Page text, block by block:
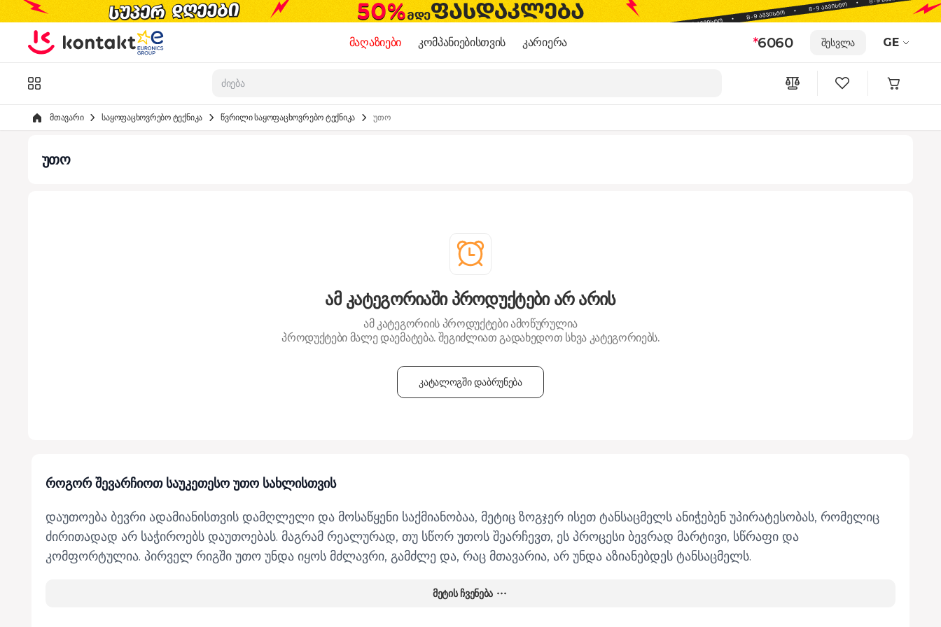
Skip to Content
მაღაზიები კომპანიებისთვის კარიერა *6060 შესვლა GE
მთავარი საყოფაცხოვრებო ტექნიკა წვრილი საყოფაცხოვრებო ტექნიკა უთო
უთო
ამ კატეგორიაში პროდუქტები არ არის
ამ კატეგორიის პროდუქტები ამოწურულია
პროდუქტები მალე დაემატება. შეგიძლიათ გადახედოთ სხვა კატეგორიებს.
კატალოგში დაბრუნება
როგორ შევარჩიოთ საუკეთესო უთო სახლისთვის
დაუთოება ბევრი ადამიანისთვის დამღლელი და მოსაწყენი საქმიანობაა, მეტიც ზოგჯერ ისეთ ტანსაცმელს ანიჭებენ უპირატესობას, რომელიც
ძირითადად არ საჭიროებს დაუთოებას. მაგრამ რეალურად, თუ სწორ უთოს შეარჩევთ, ეს პროცესი ბევრად მარტივი, სწრაფი და
კომფორტულია. პირველ რიგში უთო უნდა იყოს მძლავრი, გამძლე და, რაც მთავარია, არ უნდა აზიანებდეს ტანსაცმელს.
მეტის ჩვენება